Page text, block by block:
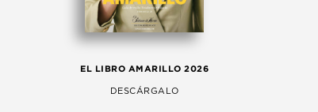
EL LIBRO AMARILLO 2026
DESCÁRGALO